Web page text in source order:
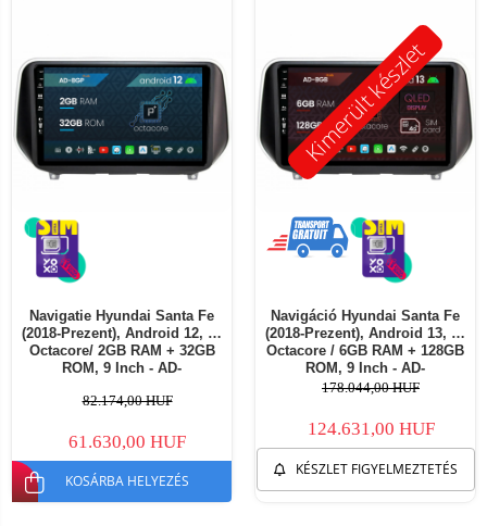
Navigatie Hyundai Santa Fe
(2018-Prezent), Android 12, P-
Octacore/ 2GB RAM + 32GB
ROM, 9 Inch - AD-
82.174,00 HUF
61.630,00 HUF
KOSÁRBA HELYEZÉS
Kimerült készlet
Navigáció Hyundai Santa Fe
(2018-Prezent), Android 13, B-
Octacore / 6GB RAM + 128GB
ROM, 9 Inch - AD-
BGB9006+AD-BGRKIT225
178.044,00 HUF
124.631,00 HUF
KÉSZLET FIGYELMEZTETÉS